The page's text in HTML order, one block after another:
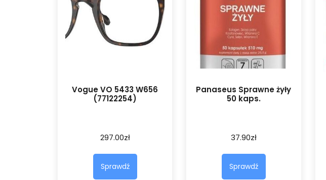
Vogue VO 5433 W656
(77122254)
297.00zł
Sprawdź
Panaseus Sprawne żyły
50 kaps.
37.90zł
Sprawdź